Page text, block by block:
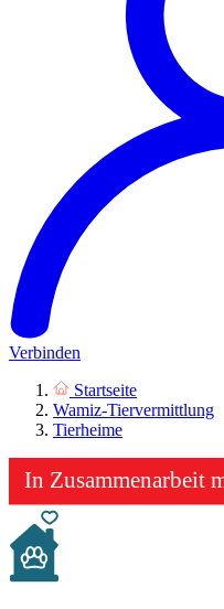
Verbinden
Startseite
Wamiz-Tiervermittlung
Tierheime